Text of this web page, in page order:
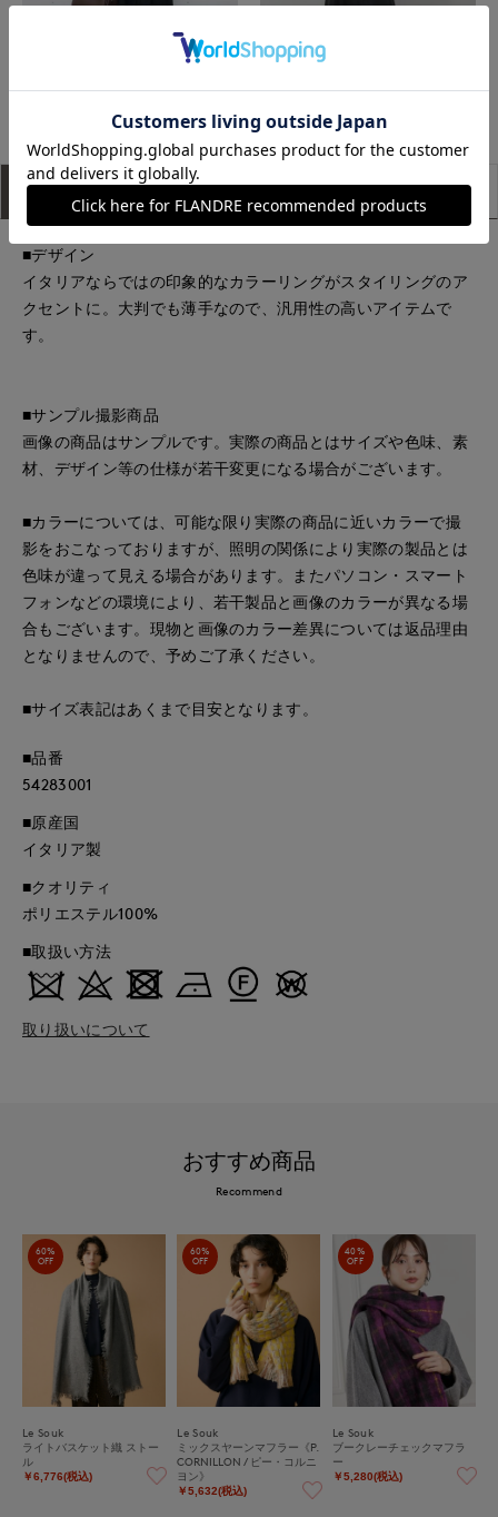
アイテム説明 サイズ詳細 購入レビュー
■デザイン
イタリアならではの印象的なカラーリングがスタイリングのア
クセントに。大判でも薄手なので、汎用性の高いアイテムで
す。
■サンプル撮影商品
画像の商品はサンプルです。実際の商品とはサイズや色味、素
材、デザイン等の仕様が若干変更になる場合がございます。
■カラーについては、可能な限り実際の商品に近いカラーで撮
影をおこなっておりますが、照明の関係により実際の製品とは
色味が違って見える場合があります。またパソコン・スマート
フォンなどの環境により、若干製品と画像のカラーが異なる場
合もございます。現物と画像のカラー差異については返品理由
となりませんので、予めご了承ください。
■サイズ表記はあくまで目安となります。
■品番
54283001
■原産国
イタリア製
■クオリティ
ポリエステル100%
■取扱い方法
取り扱いについて
おすすめ商品
Recommend
60%
OFF
Le Souk
ライトバスケット織 ストー
ル
￥6,776(税込)
60%
OFF
Le Souk
ミックスヤーンマフラー《P.
CORNILLON / ピー・コルニ
ヨン》
￥5,632(税込)
40%
OFF
Le Souk
ブークレーチェックマフラ
ー
￥5,280(税込)